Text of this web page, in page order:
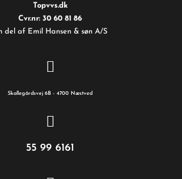
Topvvs.dk
Cvr.nr: 30 60 81 86
del af Emil Hansen & søn A/S
Skallegårdsvej 6B - 4700 Næstved
55 99 6161